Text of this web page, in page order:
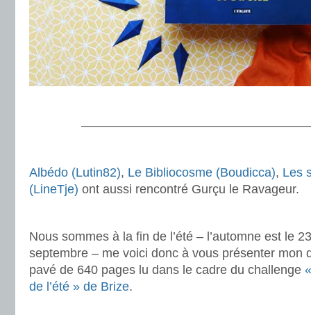
Albédo (Lutin82), Le Bibliocosme (Boudicca), Les
(LineTje) ont aussi rencontré Gurçu le Ravageur.
Nous sommes à la fin de l’été – l’automne est le 23
septembre – me voici donc à vous présenter mon
pavé de 640 pages lu dans le cadre du challenge
de l’été » de Brize.